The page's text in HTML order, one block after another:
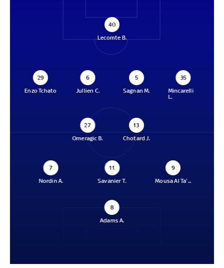
40
Lecomte B.
29
Enzo Tchato
6
Jullien C.
5
Sagnan M.
35
Mincarelli
L.
27
Omeragic B.
13
Chotard J.
7
Nordin A.
11
Savanier T.
9
Mousa Al Ta'...
8
Adams A.